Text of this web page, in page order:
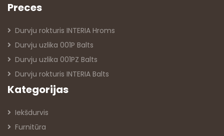
Preces
Durvju rokturis INTERIA Hroms
Durvju uzlika 001P Balts
Durvju uzlika 001PZ Balts
Durvju rokturis INTERIA Balts
Kategorijas
Iekšdurvis
Furnitūra